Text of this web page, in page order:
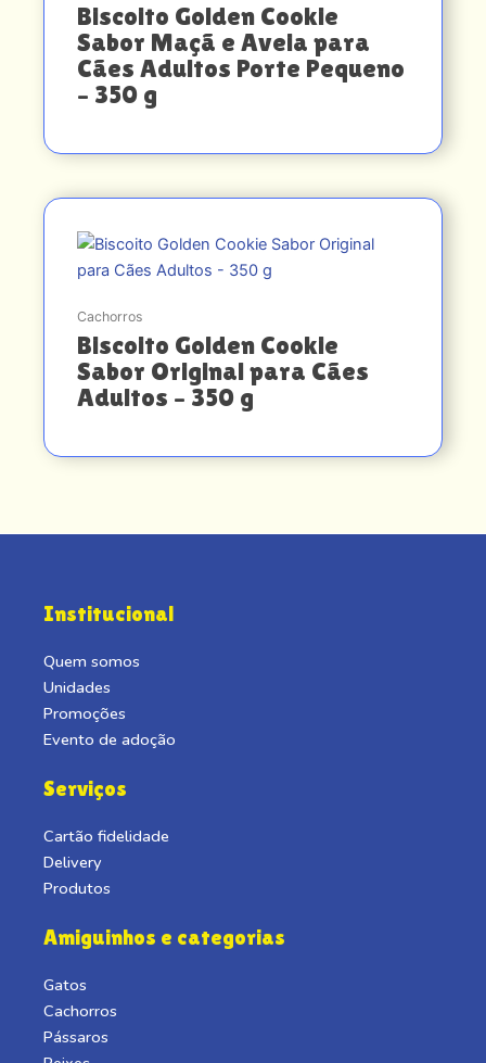
Biscoito Golden Cookie
Sabor Maçã e Aveia para
Cães Adultos Porte Pequeno
– 350 g
Cachorros
Biscoito Golden Cookie
Sabor Original para Cães
Adultos – 350 g
Institucional
Quem somos
Unidades
Promoções
Evento de adoção
Serviços
Cartão fidelidade
Delivery
Produtos
Amiguinhos e categorias
Gatos
Cachorros
Pássaros